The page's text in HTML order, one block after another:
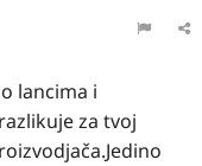
lancima i
za tvoj